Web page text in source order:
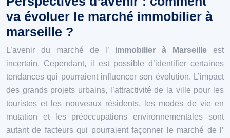
va évoluer le marché immobilier à
marseille ?
L’avenir du marché de l’ immobilier à Marseille est
incertain. Cependant, il est possible d’identifier certaines
tendances qui pourraient influencer son évolution. L’impact
des grands projets urbains, l’attractivité de la ville pour les
touristes et les nouveaux résidents, les modes de vie en
mutation et les préoccupations environnementales sont
autant de facteurs qui pourraient façonner le marché de l’